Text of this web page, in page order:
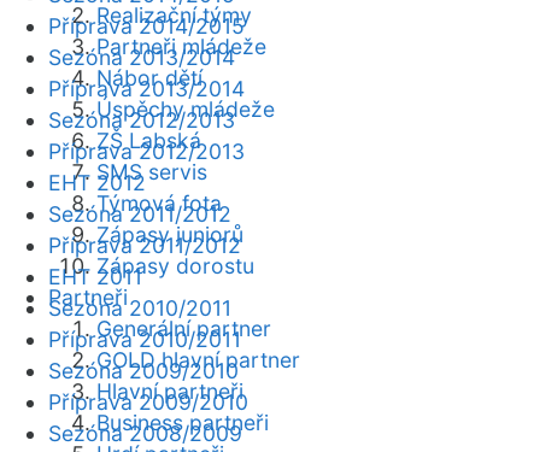
Realizační týmy
Partneři mládeže
Nábor dětí
Úspěchy mládeže
ZŠ Labská
SMS servis
Týmová fota
Zápasy juniorů
Zápasy dorostu
Partneři
Generální partner
GOLD hlavní partner
Hlavní partneři
Business partneři
Příprava 2014/2015
Sezóna 2013/2014
Příprava 2013/2014
Sezóna 2012/2013
Příprava 2012/2013
EHT 2012
Sezóna 2011/2012
Příprava 2011/2012
EHT 2011
Sezóna 2010/2011
Příprava 2010/2011
Sezóna 2009/2010
Příprava 2009/2010
Sezóna 2008/2009